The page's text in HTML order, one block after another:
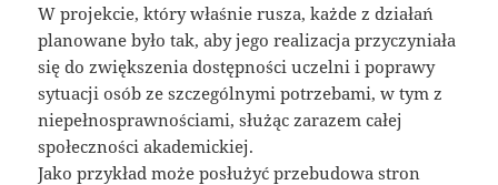
W projekcie, który właśnie rusza, każde z działań
planowane było tak, aby jego realizacja przyczyniała
się do zwiększenia dostępności uczelni i poprawy
sytuacji osób ze szczególnymi potrzebami, w tym z
niepełnosprawnościami, służąc zarazem całej
społeczności akademickiej.
Jako przykład może posłużyć przebudowa stron